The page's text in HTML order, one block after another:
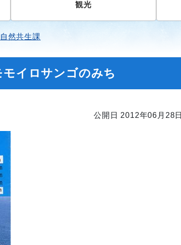
観光
自然共生課
イロサンゴのみち
公開日 2012年06月28日